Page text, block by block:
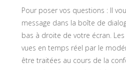
Pour poser vos questions : Il
message dans la boîte de
bas à droite de votre écran.
vues en temps réel par le
être traitées au cours de la